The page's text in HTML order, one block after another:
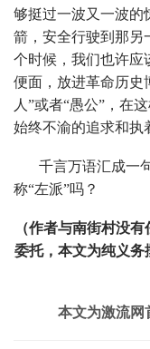
够挺过一波又一波的
箭，安全行驶到那另
个时候，我们也许应
便面，放进革命历史
人”或者“愚公”，在
始终不渝的追求和执
千言万语汇成一
称“左派”吗？
（作者与南街村没
委托，本文为纯义
本文为激流网